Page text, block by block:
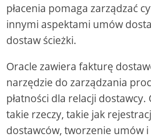
płacenia pomaga zarządzać
innymi aspektami umów
dostaw ścieżki.
Oracle zawiera fakturę
narzędzie do zarządzania
płatności dla relacji
takie rzeczy, takie jak
dostawców, tworzenie umów i